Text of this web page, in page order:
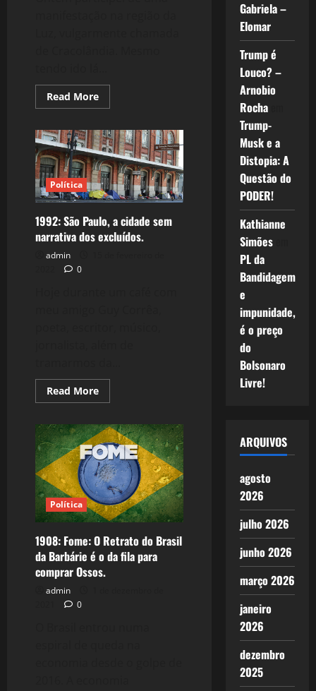
Read MoreRead
more
A
realidade
devastadora
dos
seres
humanos
do
centro
de
São
Paulo.
Política
1992: São Paulo, a cidade sem
narrativa dos excluídos.
admin
0
Read MoreRead
more
São
Paulo,
a
cidade
sem
narrativa
dos
excluídos.
Política
1908: Fome: O Retrato do Brasil
da Barbárie é o da fila para
comprar Ossos.
admin
0
Gabriela –
Elomar
Trump é
Louco? –
Arnobio
Rochaem
Trump-
Musk e a
Distopia: A
Questão do
PODER!
Kathianne
Simõesem
PL da
Bandidagem
e
impunidade,
é o preço
do
Bolsonaro
Livre!
ARQUIVOS
agosto
2026
julho 2026
junho 2026
março 2026
janeiro
2026
dezembro
2025